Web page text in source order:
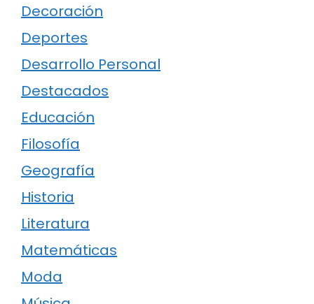
Decoración
Deportes
Desarrollo Personal
Destacados
Educación
Filosofía
Geografía
Historia
Literatura
Matemáticas
Moda